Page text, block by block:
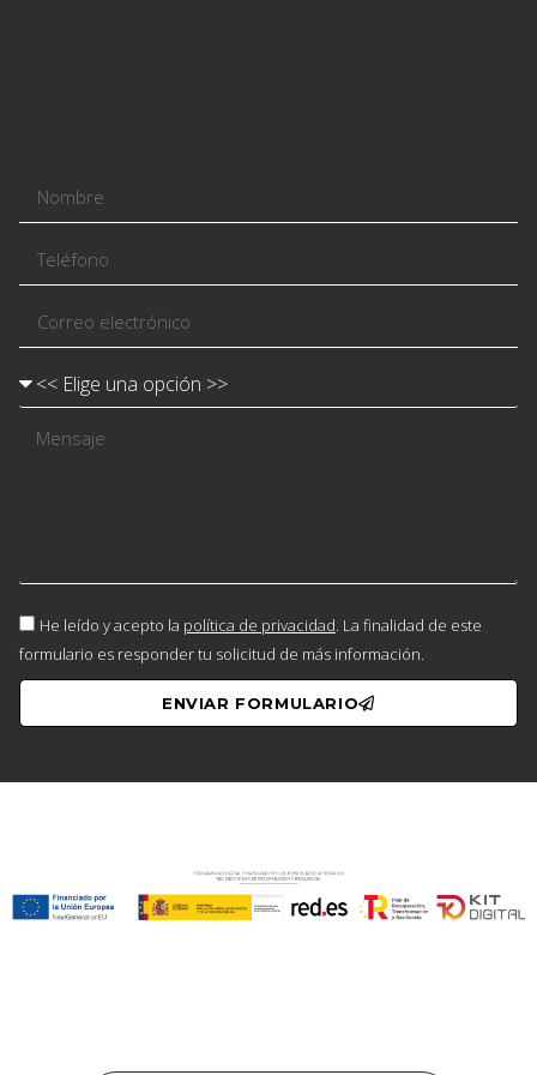
He leído y acepto la política de privacidad. La finalidad de este
formulario es responder tu solicitud de más información.
ENVIAR FORMULARIO